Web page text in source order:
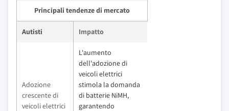
Principali tendenze di mercato
Autisti Impatto
Adozione
crescente di
veicoli elettrici
L'aumento
dell'adozione di
veicoli elettrici
stimola la domanda
di batterie NiMH,
garantendo